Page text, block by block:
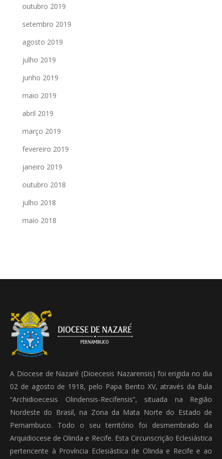
outubro 2019
setembro 2019
agosto 2019
julho 2019
junho 2019
maio 2019
abril 2019
março 2019
fevereiro 2019
janeiro 2019
outubro 2018
julho 2018
maio 2018
A Diocese de Nazaré (Dioecesis Nazarensis) foi erigida no dia
02 de agosto de 1918, pelo Papa Bento XV, através da Bula
“Archidioecesis Olindensis-Recifensis”, situada na Região
Nordeste do Brasil, na Zona da Mata Norte do Estado de
Pernambuco. Todo o seu território foi desmembrado da
Arquidiocese de Olinda e Recife. Esta Circunscrição Eclesiástica
pertencente à Província Eclesiástica de Olinda e Recife e ao